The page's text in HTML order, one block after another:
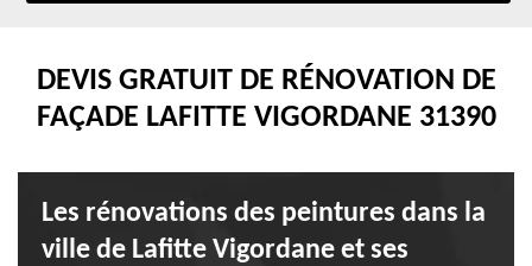
DEVIS GRATUIT DE RÉNOVATION DE
FAÇADE LAFITTE VIGORDANE 31390
Les rénovations des peintures dans la
ville de Lafitte Vigordane et ses